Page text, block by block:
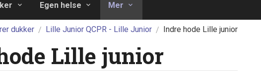
Egen helse Mer
dukker Lille Junior QCPR - Lille Junior Indre hode Lille junior
Lille junior